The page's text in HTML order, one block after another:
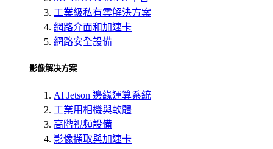
工業級私有雲解決方案
網路介面和加速卡
網路安全設備
影像解决方案
AI Jetson 邊緣運算系統
工業用相機與軟體
高階視頻設備
影像擷取與加速卡